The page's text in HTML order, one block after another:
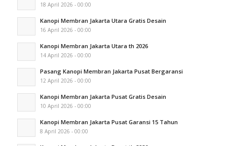
18 April 2026 - 00:00
Kanopi Membran Jakarta Utara Gratis Desain
16 April 2026 - 00:00
Kanopi Membran Jakarta Utara th 2026
14 April 2026 - 00:00
Pasang Kanopi Membran Jakarta Pusat Bergaransi
12 April 2026 - 00:00
Kanopi Membran Jakarta Pusat Gratis Desain
10 April 2026 - 00:00
Kanopi Membran Jakarta Pusat Garansi 15 Tahun
8 April 2026 - 00:00